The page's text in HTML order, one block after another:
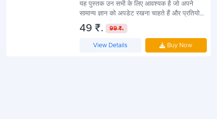
यह पुस्तक उन सभी के लिए आवश्यक है जो अपने
सामान्य ज्ञान को अपडेट रखना चाहते हैं और प्रतियोगी
परीक्षाओं की तैयारी कर रहे हैं। इसमें 5000
carefully curated प्रश्न शामिल हैं, जैसे कि
इतिहास, भूगोल, राजनीति, विज्ञान, खेल, और
संस्कृति। हर प्रश्न को विशेष ध्यान से चुना गया है
49 ₹. 99 ₹.
View Details Buy Now